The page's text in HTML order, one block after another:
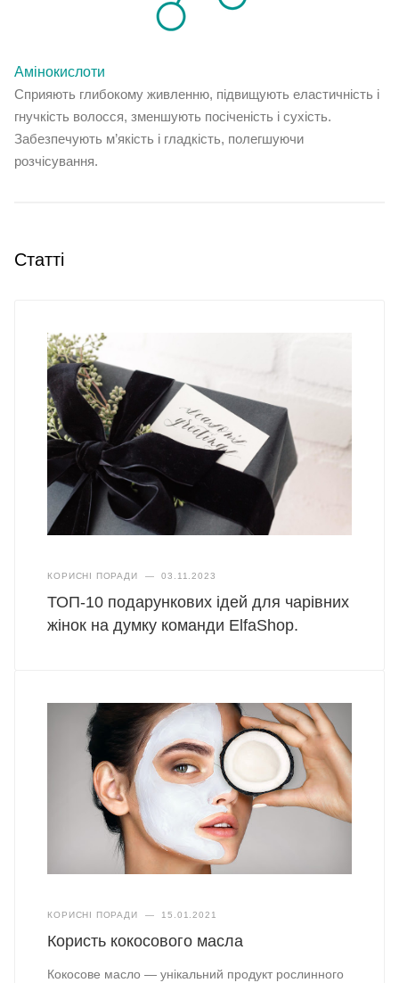
Амінокислоти
Сприяють глибокому живленню, підвищують еластичність і
гнучкість волосся, зменшують посіченість і сухість.
Забезпечують м’якість і гладкість, полегшуючи
розчісування.
Статті
КОРИСНІ ПОРАДИ — 03.11.2023
ТОП-10 подарункових ідей для чарівних
жінок на думку команди ElfaShop.
КОРИСНІ ПОРАДИ — 15.01.2021
Користь кокосового масла
Кокосове масло — унікальний продукт рослинного